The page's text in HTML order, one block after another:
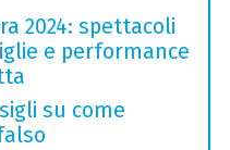
2024: spettacoli
e performance
su come